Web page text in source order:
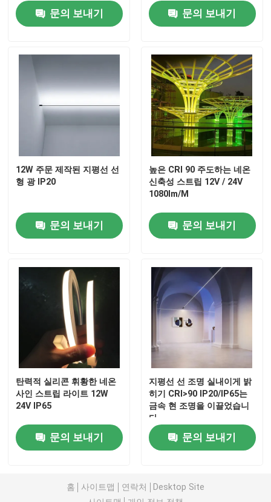
문의 보내기
튜브 빛을 보내게 했습니다
문의 보내기
12W 주문 제작된 지평선 선
형 광 IP20
문의 보내기
높은 CRI 90 주도하는 네온
신축성 스트립 12V / 24V
1080lm/M
문의 보내기
탄력적 실리콘 휘황한 네온
사인 스트립 라이트 12W
24V IP65
문의 보내기
지평선 선 조명 실내이게 밝
히기 CRI>90 IP20/IP65는
금속 현 조명을 이끌었습니
다
문의 보내기
홈 사이트맵 연락처
Desktop Site